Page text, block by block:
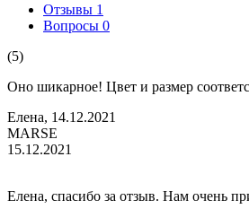
Отзывы 1
Вопросы 0
(5)
Оно шикарное! Цвет и размер
Елена, 14.12.2021
MARSE
15.12.2021
Елена, спасибо за отзыв. Нам очень